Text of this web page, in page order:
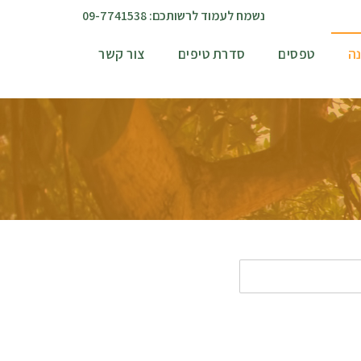
נשמח לעמוד לרשותכם: 09-7741538
טפסים סדרת טיפים צור קשר